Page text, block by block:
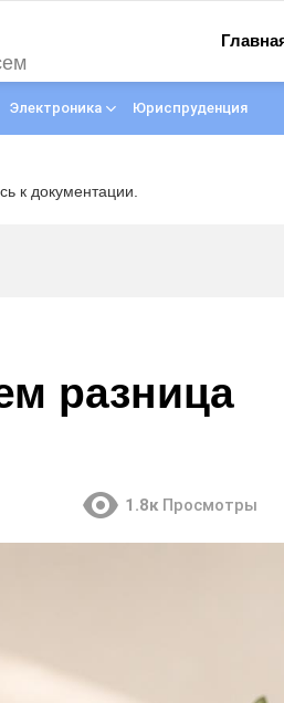
Электроника Юриспруденция
к документации.
разница
1.8к Просмотры